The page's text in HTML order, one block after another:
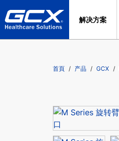
解决方案
首頁 产品 GCX